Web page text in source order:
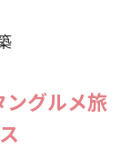
ングルメ旅